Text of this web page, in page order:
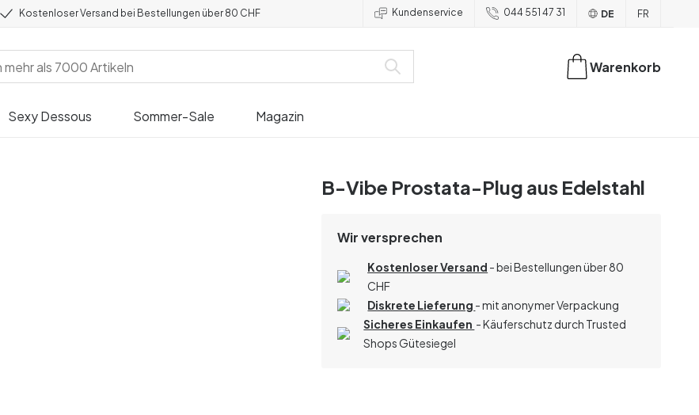
Kostenloser Versand bei Bestellungen über 80 CHF Kundenservice 044 551 47 31 DE FR
Sexy Dessous Sommer-Sale Magazin
Warenkorb
B-Vibe Prostata-Plug aus Edelstahl
Wir versprechen
Kostenloser Versand - bei Bestellungen über 80
CHF
Diskrete Lieferung - mit anonymer Verpackung
Sicheres Einkaufen - Käuferschutz durch Trusted
Shops Gütesiegel